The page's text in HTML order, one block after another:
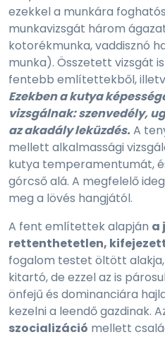
ezekkel a munkára
munkavizsgát három
kotorékmunka, vaddisznó
munka). Összetett vizsgát
fentebb említettekből,
Ezekben a kutya
vizsgálnak: szenvedély,
az akadály leküzdés.A
mellett alkalmassági
kutya temperamentumát,
górcső alá. A megfelelő
meg a lövés hangjától.
A fent említettek alapján a
rettenthetetlen,
fogalom testet öltött
kitartó, de ezzel az is
önfejű és dominanciára
kezelni a leendő gazdinak.
szocializáció mellett